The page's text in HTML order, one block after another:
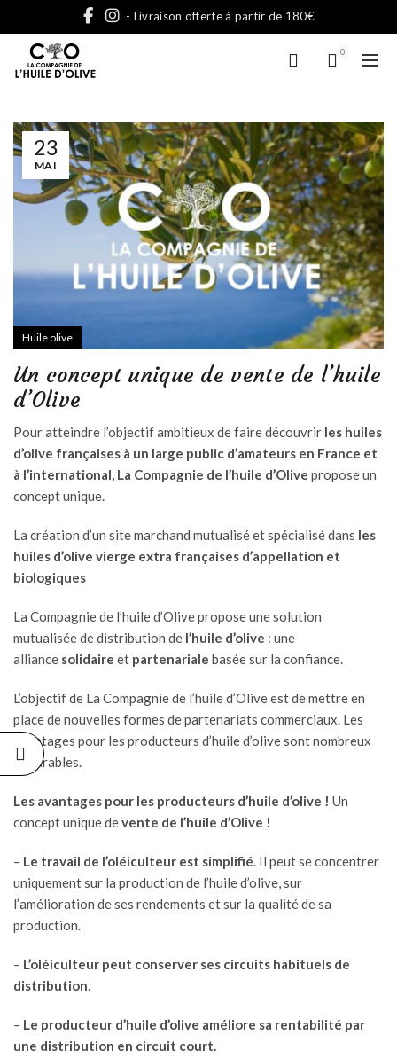
- Livraison offerte à partir de 180€
0
23
MAI
Huile olive
Un concept unique de vente de l’huile
d’Olive
Pour atteindre l’objectif ambitieux de faire découvrir les huiles
d’olive françaises à un large public d’amateurs en France et
à l’international, La Compagnie de l’huile d’Olive propose un
concept unique.
La création d’un site marchand mutualisé et spécialisé dans les
huiles d’olive vierge extra françaises d’appellation et
biologiques
La Compagnie de l’huile d’Olive propose une solution
mutualisée de distribution de l’huile d’olive : une
alliance solidaire et partenariale basée sur la confiance.
L’objectif de La Compagnie de l’huile d’Olive est de mettre en
place de nouvelles formes de partenariats commerciaux. Les
avantages pour les producteurs d’huile d’olive sont nombreux
et durables.
Les avantages pour les producteurs d’huile d’olive ! Un
concept unique devente de l’huile d’Olive !
– Le travail de l’oléiculteur est simplifié. Il peut se concentrer
uniquement sur la production de l’huile d’olive, sur
l’amélioration de ses rendements et sur la qualité de sa
production.
– L’oléiculteur peut conserver ses circuits habituels de
distribution.
– Le producteur d’huile d’olive améliore sa rentabilité par
une distribution en circuit court.